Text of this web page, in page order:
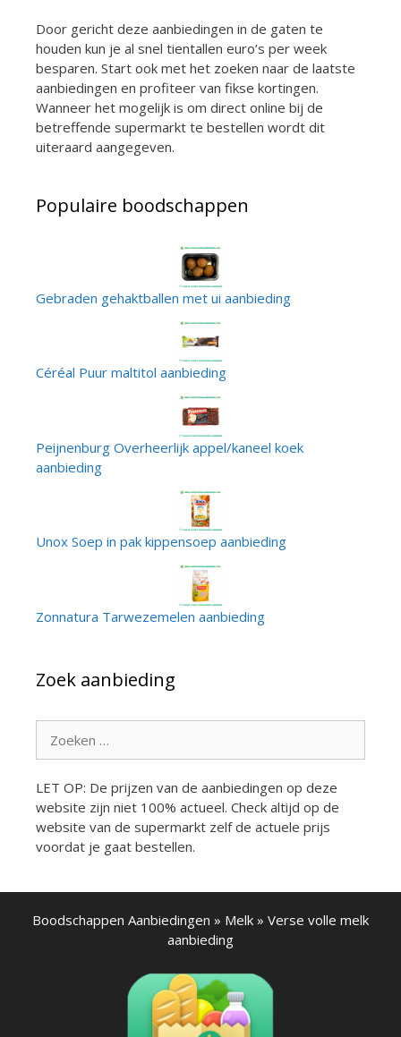
Door gericht deze aanbiedingen in de gaten te
houden kun je al snel tientallen euro’s per week
besparen. Start ook met het zoeken naar de laatste
aanbiedingen en profiteer van fikse kortingen.
Wanneer het mogelijk is om direct online bij de
betreffende supermarkt te bestellen wordt dit
uiteraard aangegeven.
Populaire boodschappen
Gebraden gehaktballen met ui aanbieding
Céréal Puur maltitol aanbieding
Peijnenburg Overheerlijk appel/kaneel koek
aanbieding
Unox Soep in pak kippensoep aanbieding
Zonnatura Tarwezemelen aanbieding
Zoek aanbieding
naar:
LET OP: De prijzen van de aanbiedingen op deze
website zijn niet 100% actueel. Check altijd op de
website van de supermarkt zelf de actuele prijs
voordat je gaat bestellen.
Boodschappen Aanbiedingen » Melk » Verse volle melk
aanbieding